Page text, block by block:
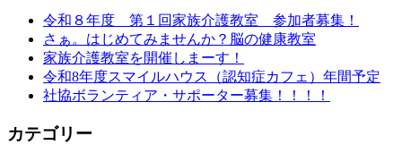
令和８年度 第１回家族介護教室 参加者募集！
さぁ。はじめてみませんか？脳の健康教室
家族介護教室を開催しまーす！
令和8年度スマイルハウス（認知症カフェ）年間予定
社協ボランティア・サポーター募集！！！！
カテゴリー